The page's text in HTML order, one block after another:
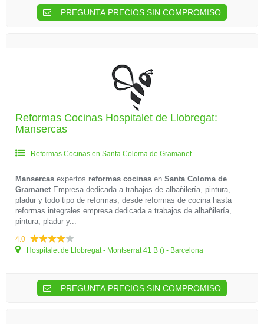
PREGUNTA PRECIOS SIN COMPROMISO
Reformas Cocinas Hospitalet de Llobregat:
Mansercas
Reformas Cocinas en Santa Coloma de Gramanet
Mansercas expertos reformas cocinas en Santa Coloma de
Gramanet Empresa dedicada a trabajos de albañilería, pintura,
pladur y todo tipo de reformas, desde reformas de cocina hasta
reformas integrales.empresa dedicada a trabajos de albañilería,
pintura, pladur y...
4.0
Hospitalet de Llobregat - Montserrat 41 B () - Barcelona
PREGUNTA PRECIOS SIN COMPROMISO